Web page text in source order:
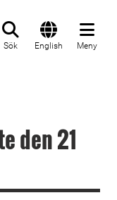
Sök English Meny
den 21